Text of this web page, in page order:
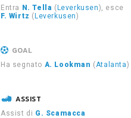
Entra N. Tella ( Leverkusen), esce
F. Wirtz ( Leverkusen)
GOAL
Ha segnato A. Lookman (Atalanta)
ASSIST
Assist di G. Scamacca